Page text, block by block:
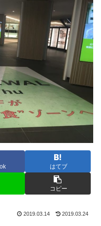
はてブ
コピー
2019.03.14 2019.03.24